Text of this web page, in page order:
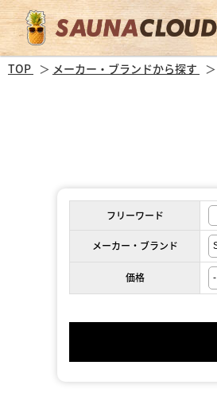
TOP メーカー・ブランドから探す
フリーワード
メーカー・ブランド
価格